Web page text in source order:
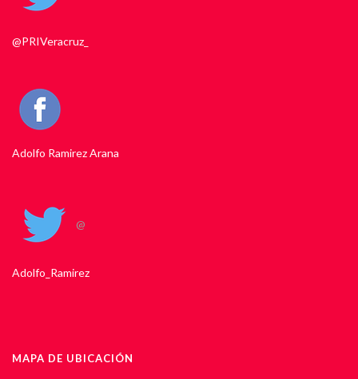
@PRIVeracruz_
Adolfo Ramirez Arana
@
Adolfo_Ramirez
MAPA DE UBICACIÓN